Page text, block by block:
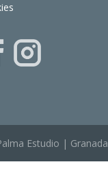
Estudio | Granada